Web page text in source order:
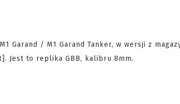
Garand / M1 Garand Tanker, w wersji z
Jest to replika GBB, kalibru 8mm.